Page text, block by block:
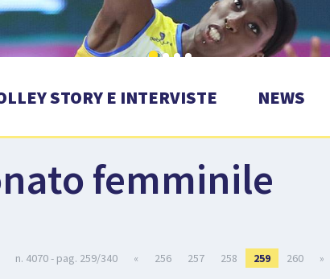
STORY E INTERVISTE NEWS
femminile
n. 4070 - pag. 259/340 « 256 257 258 259 260 »